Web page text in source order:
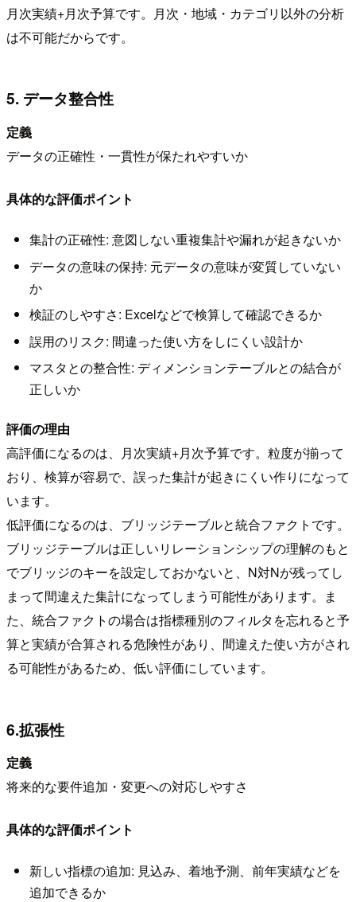
月次実績+月次予算です。月次・地域・カテゴリ以外の分析
は不可能だからです。
5. データ整合性
定義
データの正確性・一貫性が保たれやすいか
具体的な評価ポイント
集計の正確性: 意図しない重複集計や漏れが起きないか
データの意味の保持: 元データの意味が変質していない
か
検証のしやすさ: Excelなどで検算して確認できるか
誤用のリスク: 間違った使い方をしにくい設計か
マスタとの整合性: ディメンションテーブルとの結合が
正しいか
評価の理由
高評価になるのは、月次実績+月次予算です。粒度が揃って
おり、検算が容易で、誤った集計が起きにくい作りになって
います。
低評価になるのは、ブリッジテーブルと統合ファクトです。
ブリッジテーブルは正しいリレーションシップの理解のもと
でブリッジのキーを設定しておかないと、N対Nが残ってし
まって間違えた集計になってしまう可能性があります。ま
た、統合ファクトの場合は指標種別のフィルタを忘れると予
算と実績が合算される危険性があり、間違えた使い方がされ
る可能性があるため、低い評価にしています。
6.拡張性
定義
将来的な要件追加・変更への対応しやすさ
具体的な評価ポイント
新しい指標の追加: 見込み、着地予測、前年実績などを
追加できるか